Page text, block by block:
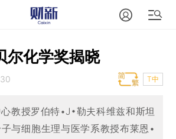
尔化学奖揭晓
T中
教授罗伯特•J•勒夫科维兹和斯坦
与细胞生理与医学系教授布莱恩•